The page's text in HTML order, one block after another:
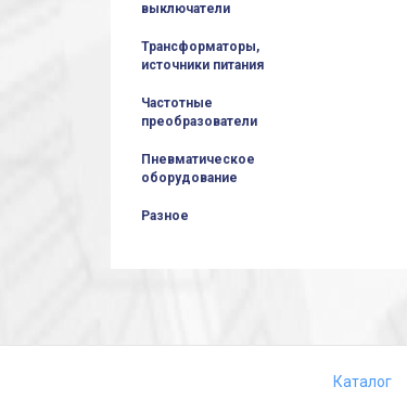
выключатели
Трансформаторы,
источники питания
Частотные
преобразователи
Пневматическое
оборудование
Разное
Каталог